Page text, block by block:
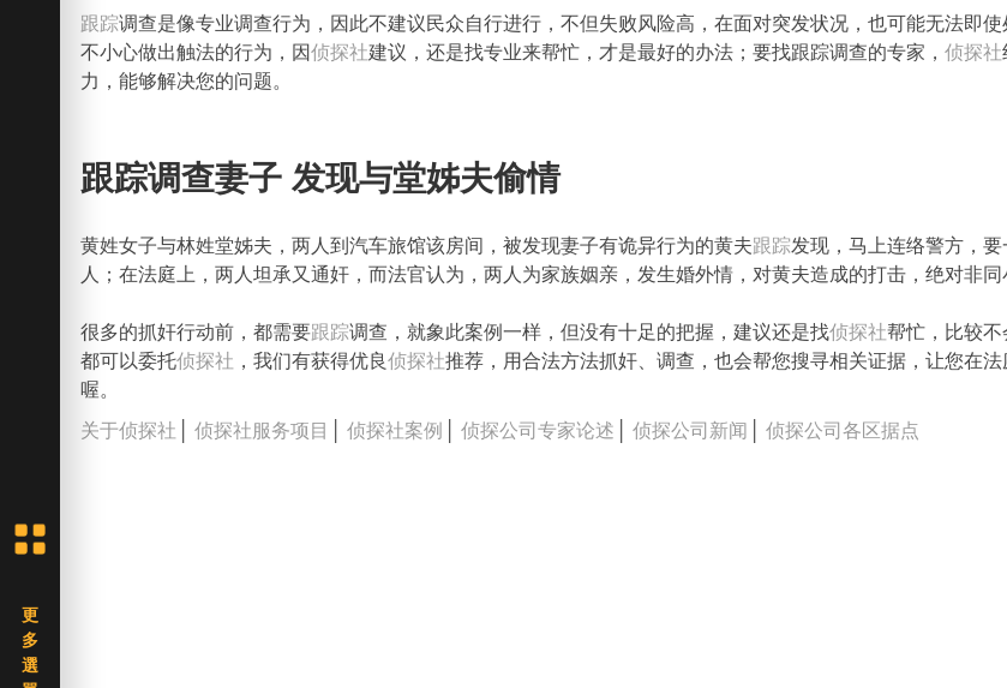
跟踪调查是像专业调查行为，因此不建议民众自行进行，不但失败风险高，在面对突发状况，也可能无法即
不小心做出触法的行为，因侦探社建议，还是找专业来帮忙，才是最好的办法；要找跟踪调查的专家，侦探社
力，能够解决您的问题。
跟踪调查妻子 发现与堂姊夫偷情
黄姓女子与林姓堂姊夫，两人到汽车旅馆该房间，被发现妻子有诡异行为的黄夫跟踪发现，马上连络警方，
人；在法庭上，两人坦承又通奸，而法官认为，两人为家族姻亲，发生婚外情，对黄夫造成的打击，绝对非
很多的抓奸行动前，都需要跟踪调查，就象此案例一样，但没有十足的把握，建议还是找侦探社帮忙，比较不
都可以委托侦探社 ，我们有获得优良侦探社推荐，用合法方法抓奸、调查，也会帮您搜寻相关证据，让您在
喔。
关于侦探社 │侦探社服务项目 │侦探社案例 │侦探公司专家论述 │侦探公司新闻 │侦探公司各区据点